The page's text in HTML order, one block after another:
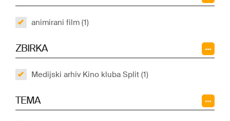
animirani film (1)
ZBIRKA
Medijski arhiv Kino kluba Split (1)
TEMA